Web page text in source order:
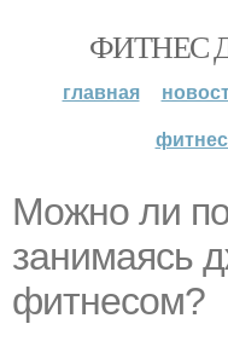
ФИТНЕС
главная
Можно ли
занимаясь
фитнесом?